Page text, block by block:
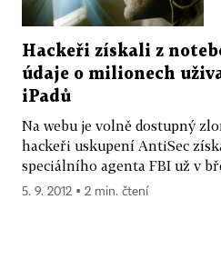
Hackeři získali z
údaje o milionech
iPadů
Na webu je volně dostupný
hackeři uskupení AntiSec
speciálního agenta FBI už v
5. 9. 2012 ▪ 2 min. čtení